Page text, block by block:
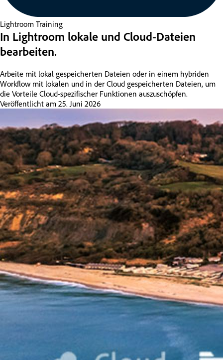
Lightroom Training
In Lightroom lokale und Cloud-Dateien
bearbeiten.
Arbeite mit lokal gespeicherten Dateien oder in einem hybriden
Workflow mit lokalen und in der Cloud gespeicherten Dateien, um
die Vorteile Cloud-spezifischer Funktionen auszuschöpfen.
Veröffentlicht am 25. Juni 2026